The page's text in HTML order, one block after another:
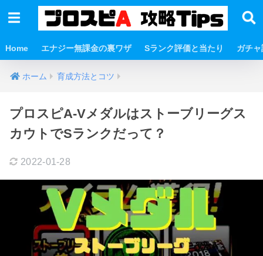
Home エナジー無課金の裏ワザ Sランク評価と当たり ガチ
ホーム 育成方法とコツ
プロスピA-Vメダルはストーブリーグス
カウトでSランクだって？
2022-01-28